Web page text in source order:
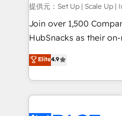
improve customer
people, exciting ideas
ensure revenue growth on a
team of 100+ experts is ready
growth |
提供元：Set Up | Scale Up |
Join over 1,500
HubSnacks as their
Simple pay-as-you-go
1️⃣ Set Up |
HubSpot portals 2️⃣ Scale Up | 100% HubSpot Task
Execution... Global 24/7 ... All
Elite4.9